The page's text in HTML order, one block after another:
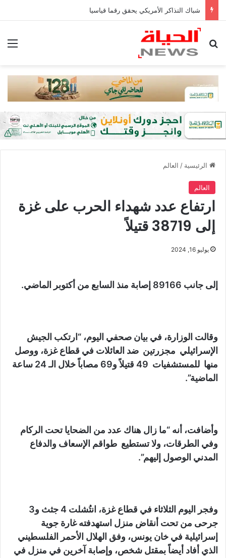
شباك التذاكر الأمريكي يحقق رقما قياسيا
بحث عن
الرئيسية / العالم
العالم
ارتفاع عدد شهداء الحرب على غزة
إلى 38719 قتيلاً
يوليو 16, 2024
إلى جانب 89166 إصابة منذ السابع من أكتوبر الماضي.
وقالت الوزارة، في بيان صحفي اليوم، “ارتكب الجيش
الإسرائيلي مجزرتين ضد العائلات في قطاع غزة، ووصل
منها للمستشفيات 49 قتيلاً و69 مصاباً خلال الـ 24 ساعة
الماضية”.
وأضافت، أنه “ما زال هناك عدد من الضحايا تحت الركام
وفي الطرقات، ولا تستطيع طواقم الإسعاف والدفاع
المدني الوصول إليهم”.
وفجر اليوم الثلاثاء في قطاع غزة، انتُشلت 4 جثث و3
جرحى من تحت أنقاض منزل استهدفته غارة جوية
إسرائيلية في خان يونس، وفق الهلال الأحمر الفلسطيني
الذي أفاد أيضاً بمقتل شخص، وإصابة آخرين في منزل في